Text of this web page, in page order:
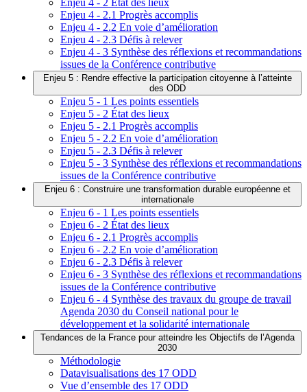
Enjeu 4 - 2 État des lieux
Enjeu 4 - 2.1 Progrès accomplis
Enjeu 4 - 2.2 En voie d’amélioration
Enjeu 4 - 2.3 Défis à relever
Enjeu 4 - 3 Synthèse des réflexions et recommandations
issues de la Conférence contributive
Enjeu 5 : Rendre effective la participation citoyenne à l’atteinte
des ODD
Enjeu 5 - 1 Les points essentiels
Enjeu 5 - 2 État des lieux
Enjeu 5 - 2.1 Progrès accomplis
Enjeu 5 - 2.2 En voie d’amélioration
Enjeu 5 - 2.3 Défis à relever
Enjeu 5 - 3 Synthèse des réflexions et recommandations
issues de la Conférence contributive
Enjeu 6 : Construire une transformation durable européenne et
internationale
Enjeu 6 - 1 Les points essentiels
Enjeu 6 - 2 État des lieux
Enjeu 6 - 2.1 Progrès accomplis
Enjeu 6 - 2.2 En voie d’amélioration
Enjeu 6 - 2.3 Défis à relever
Enjeu 6 - 3 Synthèse des réflexions et recommandations
issues de la Conférence contributive
Enjeu 6 - 4 Synthèse des travaux du groupe de travail
Agenda 2030 du Conseil national pour le
développement et la solidarité internationale
Tendances de la France pour atteindre les Objectifs de l’Agenda
2030
Méthodologie
Datavisualisations des 17 ODD
Vue d’ensemble des 17 ODD